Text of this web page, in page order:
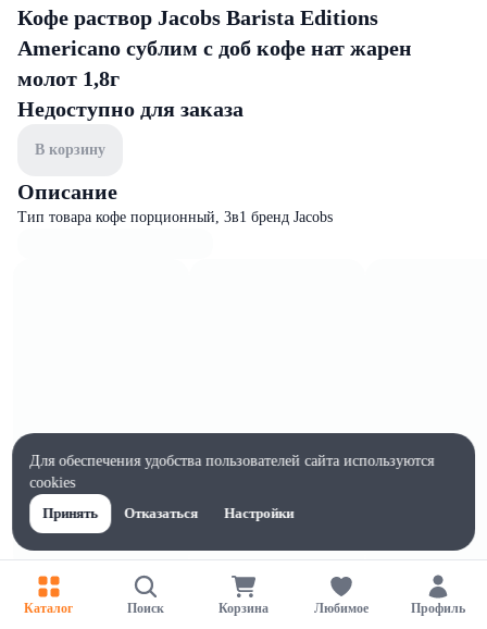
Кофе раствор Jacobs Barista Editions
Americano сублим с доб кофе нат жарен
молот 1,8г
Недоступно для заказа
В корзину
Описание
Тип товара кофе порционный, 3в1 бренд Jacobs
Характеристики
Ширина, мм
Каталог Поиск Корзина Любимое Профиль
Для обеспечения удобства пользователей сайта используются
cookies
Принять
Отказаться Настройки